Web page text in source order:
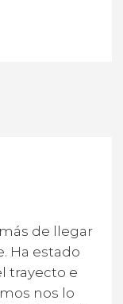
de llegar
Ha estado
trayecto e
nos lo